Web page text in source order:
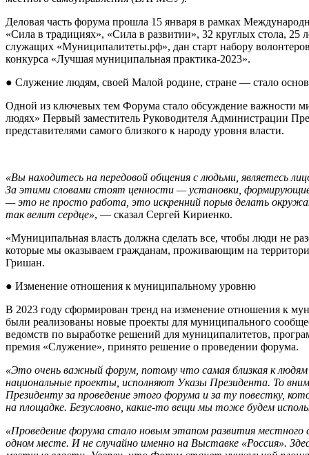
Деловая часть форума прошла 15 января в рамках
«Сила в традициях», «Сила в развитии», 32 круглых стола,
служащих «Муниципалитеты.рф», дан старт набору волонтеров
конкурса «Лучшая муниципальная практика-2023».
● Служение людям, своей Малой родине, стране — стало
Одной из ключевых тем Форума стало обсуждение важности
людях» Первый заместитель Руководителя Администрации
представителями самого близкого к народу уровня власти.
«Вы находитесь на передовой общения с людьми, являетесь
За этими словами стоят ценности — установки,
— это не просто работа, это искренний порыв делать
так велит сердце», — сказал Сергей Кириенко.
«Муниципальная власть должна сделать все, чтобы люди не
которые мы оказываем гражданам, проживающим на
Гришан.
● Изменение отношения к муниципальному уровню
В 2023 году сформирован тренд на изменение отношения к
были реализованы новые проекты для муниципального
ведомств по выработке решений для муниципалитетов,
премия «Служение», принято решение о проведении форума.
«Это очень важный форум, потому что самая близкая к
национальные проекты, исполняют Указы Президента. То
Президенту за проведение этого форума и за ту повестку,
на площадке. Безусловно, какие-то вещи мы тоже будем
«Проведение форума стало новым этапом развития местного
одном месте. И не случайно именно на Выставке «Россия».